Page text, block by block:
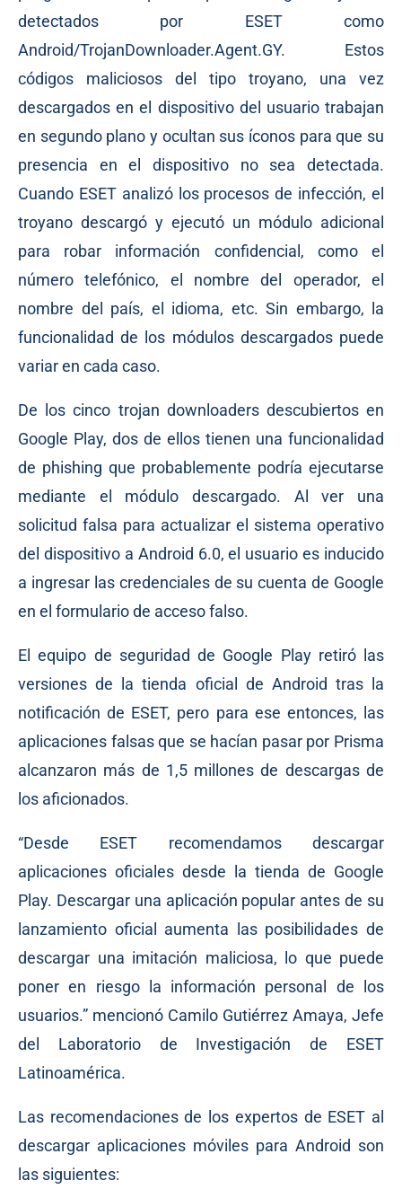
detectados por ESET como
Android/TrojanDownloader.Agent.GY. Estos
códigos maliciosos del tipo troyano, una vez
descargados en el dispositivo del usuario trabajan
en segundo plano y ocultan sus íconos para que su
presencia en el dispositivo no sea detectada.
Cuando ESET analizó los procesos de infección, el
troyano descargó y ejecutó un módulo adicional
para robar información confidencial, como el
número telefónico, el nombre del operador, el
nombre del país, el idioma, etc. Sin embargo, la
funcionalidad de los módulos descargados puede
variar en cada caso.
De los cinco trojan downloaders descubiertos en
Google Play, dos de ellos tienen una funcionalidad
de phishing que probablemente podría ejecutarse
mediante el módulo descargado. Al ver una
solicitud falsa para actualizar el sistema operativo
del dispositivo a Android 6.0, el usuario es inducido
a ingresar las credenciales de su cuenta de Google
en el formulario de acceso falso.
El equipo de seguridad de Google Play retiró las
versiones de la tienda oficial de Android tras la
notificación de ESET, pero para ese entonces, las
aplicaciones falsas que se hacían pasar por Prisma
alcanzaron más de 1,5 millones de descargas de
los aficionados.
“Desde ESET recomendamos descargar
aplicaciones oficiales desde la tienda de Google
Play. Descargar una aplicación popular antes de su
lanzamiento oficial aumenta las posibilidades de
descargar una imitación maliciosa, lo que puede
poner en riesgo la información personal de los
usuarios.” mencionó Camilo Gutiérrez Amaya, Jefe
del Laboratorio de Investigación de ESET
Latinoamérica.
Las recomendaciones de los expertos de ESET al
descargar aplicaciones móviles para Android son
las siguientes: